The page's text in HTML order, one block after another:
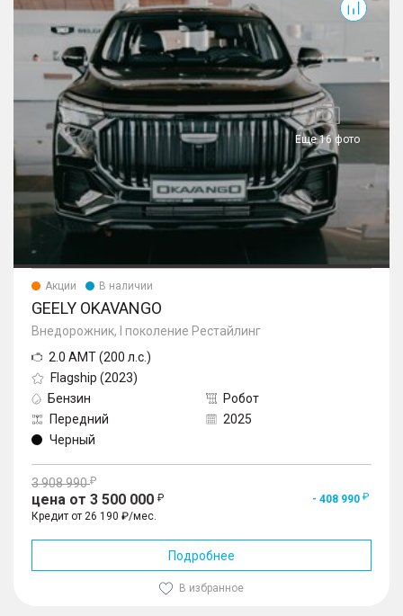
Еще 16 фото
Акции В наличии
GEELY OKAVANGO
Внедорожник, I поколение Рестайлинг
2.0 AMT (200 л.с.)
Flagship (2023)
Бензин
Робот
Передний
2025
Черный
3 908 990
цена от 3 500 000
- 408 990
Кредит от 26 190 ₽/мес.
Подробнее
В избранное